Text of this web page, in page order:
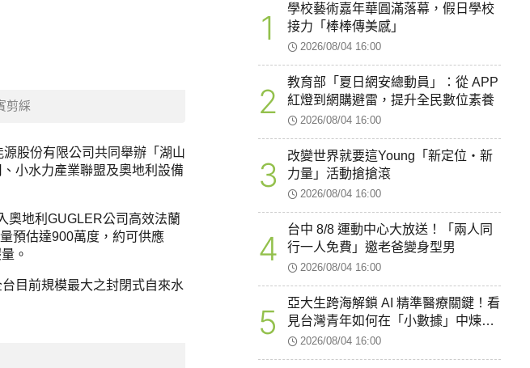
剪綵
股份有限公司共同舉辦「湖山
小水力產業聯盟及奧地利設備
奧地利GUGLER公司高效法蘭
預估達900萬度，約可供應
。
目前規模最大之封閉式自來水
1
學校藝術嘉年華圓滿落幕，假日學校
接力「棒棒傳美感」
2026/08/04 16:00
2
教育部「夏日網安總動員」：從 APP
紅燈到網購避雷，提升全民數位素養
2026/08/04 16:00
3
改變世界就要這Young「新定位・新
力量」活動搶搶滾
2026/08/04 16:00
4
台中 8/8 運動中心大放送！「兩人同
行一人免費」邀老爸變身型男
2026/08/04 16:00
5
亞大生跨海解鎖 AI 精準醫療關鍵！看
見台灣青年如何在「小數據」中煉出
智慧醫療新韌性
2026/08/04 16:00